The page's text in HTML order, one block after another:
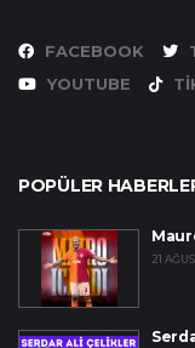
FACEBOOK
YOUTUBE
POPÜLER
21